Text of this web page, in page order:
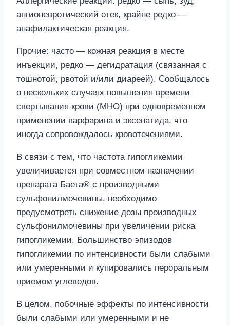
ангионевротический отек, крайне редко —
анафилактическая реакция.
Прочие: часто — кожная реакция в месте
инъекции, редко — дегидратация (связанная с
тошнотой, рвотой и/или диареей). Сообщалось
о нескольких случаях повышения времени
свертывания крови (МНО) при одновременном
применении варфарина и эксенатида, что
иногда сопровождалось кровотечениями.
В связи с тем, что частота гипогликемии
увеличивается при совместном назначении
препарата Баета® с производными
сульфонилмочевины, необходимо
предусмотреть снижение дозы производных
сульфонилмочевины при увеличении риска
гипогликемии. Большинство эпизодов
гипогликемии по интенсивности были слабыми
или умеренными и купировались пероральным
приемом углеводов.
В целом, побочные эффекты по интенсивности
были слабыми или умеренными и не